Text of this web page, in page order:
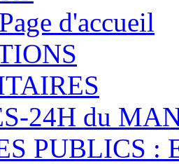
d'accueil
24H du
PUBLICS :